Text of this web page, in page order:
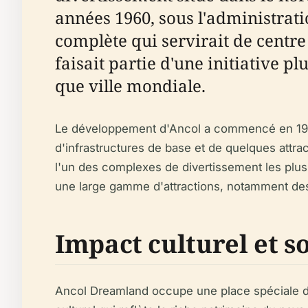
années 1960, sous
complète qui servirait de
faisait partie d'une initiative
que ville mondiale.
Le développement d'Ancol a commencé en
d'infrastructures de base et de quelques
l'un des complexes de divertissement les
une large gamme d'attractions, notamment
Impact culturel et
Ancol Dreamland occupe une place